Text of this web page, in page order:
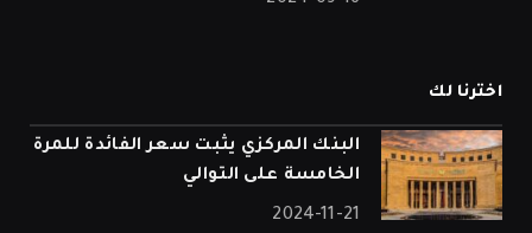
اخترنا لك
البنك المركزي يثبت سعر الفائدة للمرة
الخامسة على التوالي
2024-11-21